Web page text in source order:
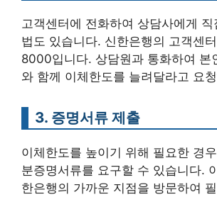
고객센터에 전화하여 상담사에게
법도 있습니다. 신한은행의 고객센
8000입니다. 상담원과 통화하여 본
와 함께 이체한도를 늘려달라고 요
3. 증명서류 제출
이체한도를 높이기 위해 필요한 경
분증명서류를 요구할 수 있습니다.
한은행의 가까운 지점을 방문하여